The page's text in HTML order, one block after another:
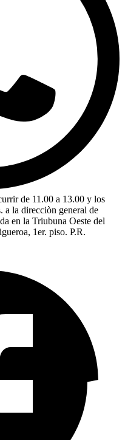
de 11.00 a 13.00 y los
a la direcciòn general de
en la Triubuna Oeste del
1er. piso. P.R.